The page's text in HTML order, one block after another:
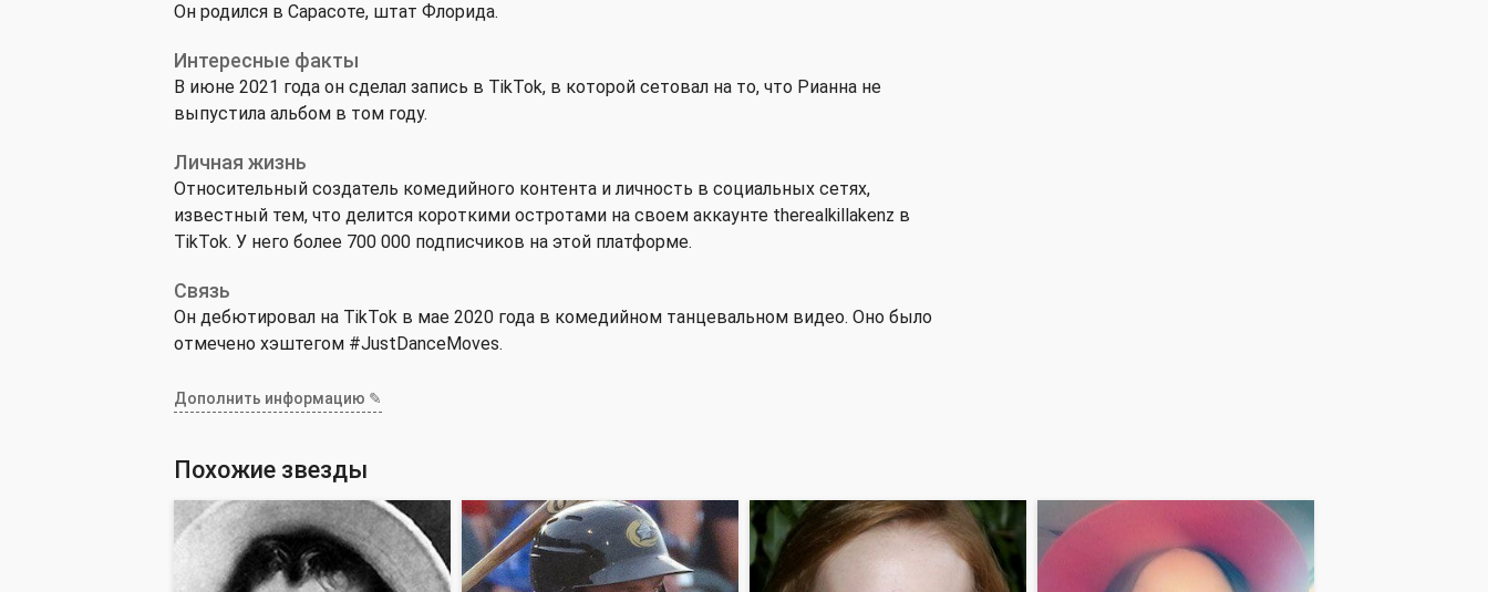
Он родился в Сарасоте, штат Флорида.
Интересные факты
В июне 2021 года он сделал запись в TikTok, в которой сетовал на то, что Рианна не
выпустила альбом в том году.
Личная жизнь
Относительный создатель комедийного контента и личность в социальных сетях,
известный тем, что делится короткими остротами на своем аккаунте therealkillakenz в
TikTok. У него более 700 000 подписчиков на этой платформе.
Связь
Он дебютировал на TikTok в мае 2020 года в комедийном танцевальном видео. Оно было
отмечено хэштегом #JustDanceMoves.
Дополнить информацию ✎
Похожие звезды